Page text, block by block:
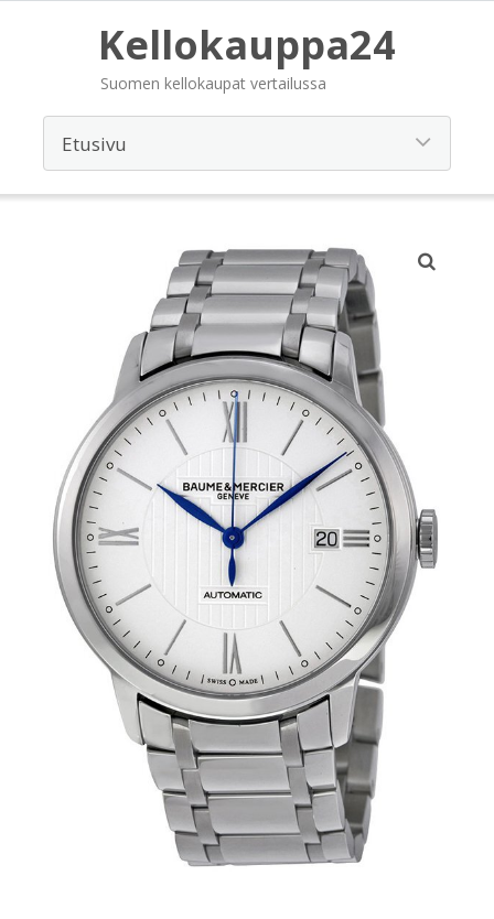
Kellokauppa24
Suomen kellokaupat vertailussa